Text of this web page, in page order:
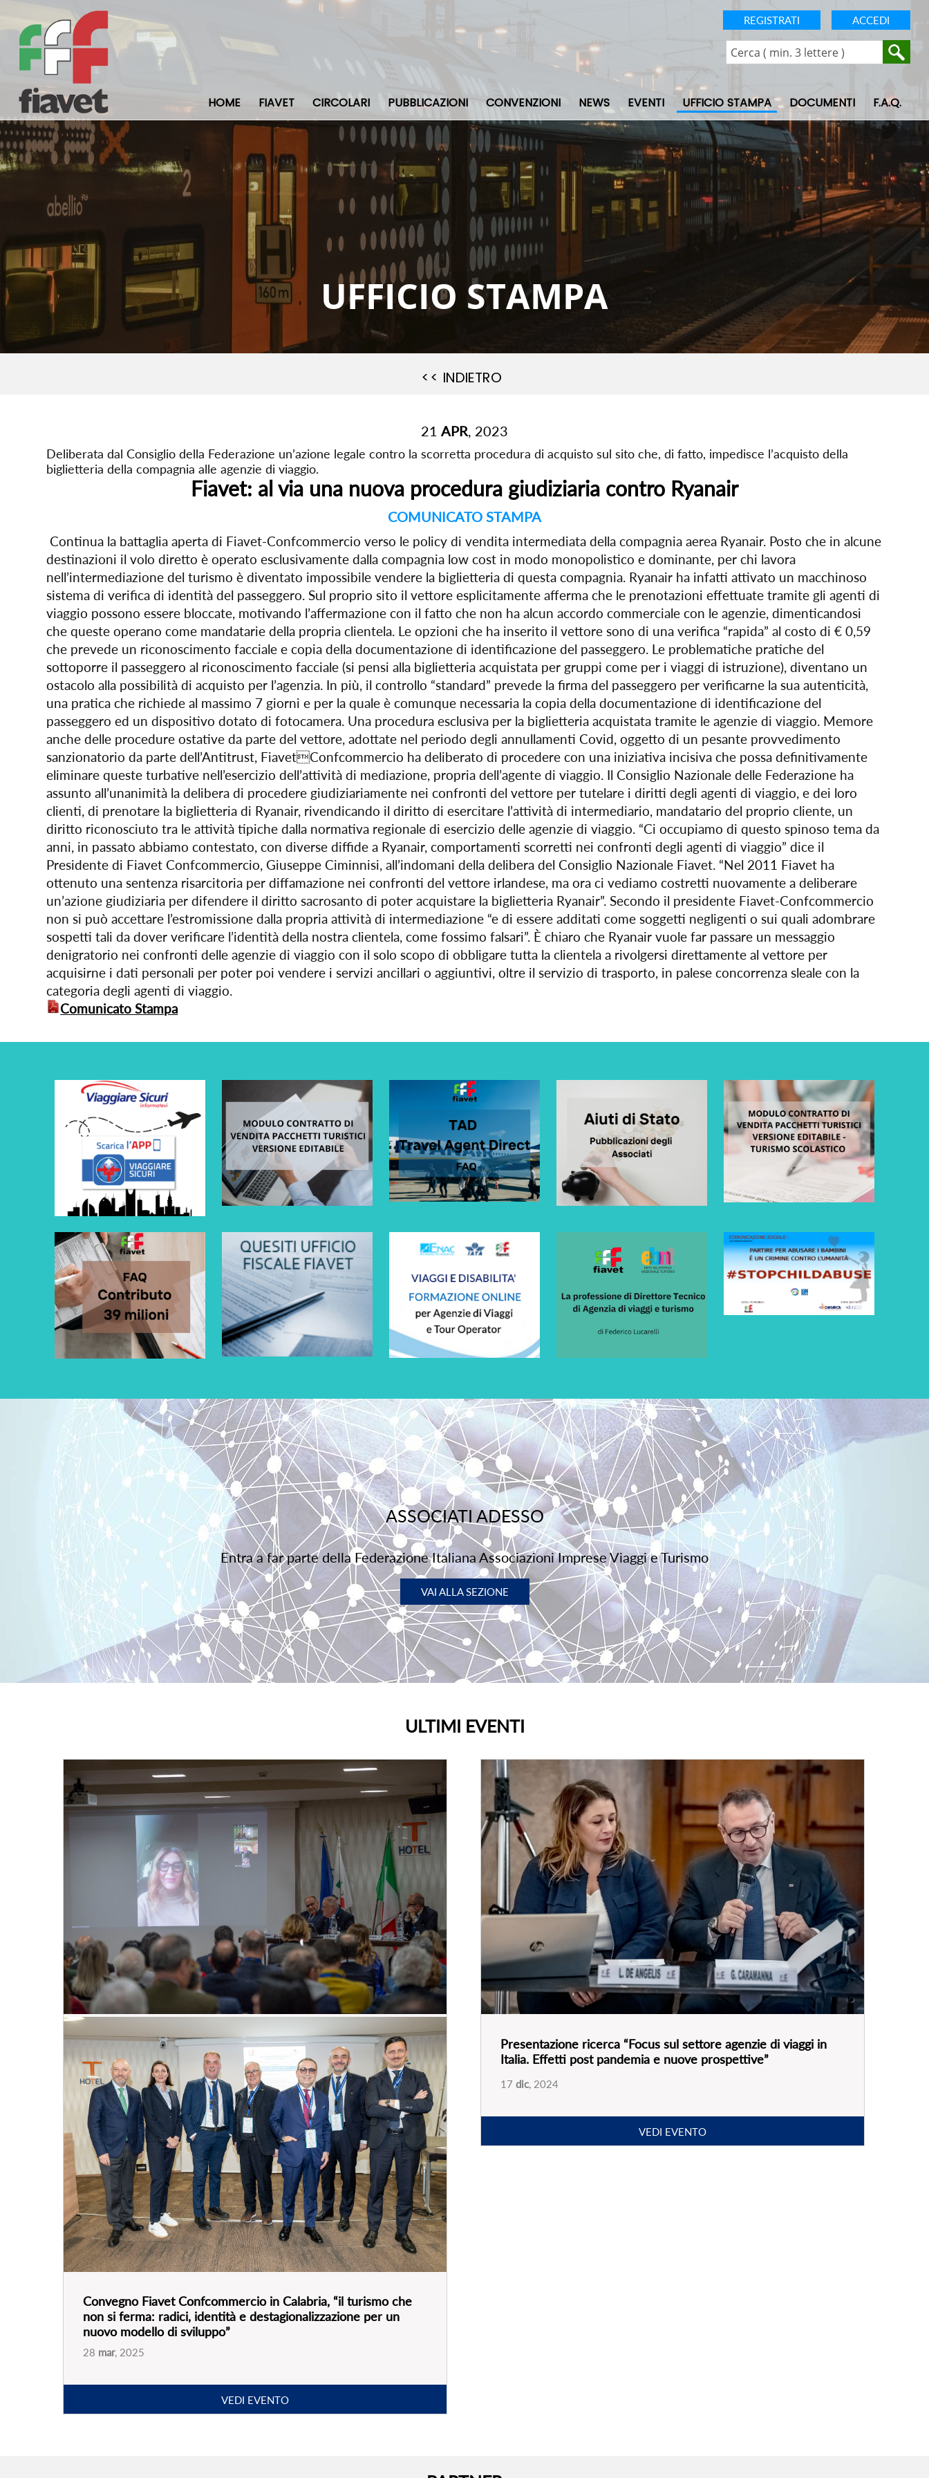
REGISTRATI ACCEDI
F.A.Q.
DOCUMENTI
UFFICIO STAMPA
EVENTI
NEWS
CONVENZIONI
PUBBLICAZIONI
CIRCOLARI
FIAVET
HOME
UFFICIO STAMPA
<< INDIETRO
21 APR , 2023
Deliberata dal Consiglio della Federazione un’azione legale contro la scorretta procedura di acquisto sul sito che, di fatto, impedisce l’acquisto della
biglietteria della compagnia alle agenzie di viaggio.
Fiavet: al via una nuova procedura giudiziaria contro Ryanair
COMUNICATO STAMPA
Continua la battaglia aperta di Fiavet-Confcommercio verso le policy di vendita intermediata della compagnia aerea Ryanair. Posto che in alcune
destinazioni il volo diretto è operato esclusivamente dalla compagnia low cost in modo monopolistico e dominante, per chi lavora
nell’intermediazione del turismo è diventato impossibile vendere la biglietteria di questa compagnia. Ryanair ha infatti attivato un macchinoso
sistema di verifica di identità del passeggero. Sul proprio sito il vettore esplicitamente afferma che le prenotazioni effettuate tramite gli agenti di
viaggio possono essere bloccate, motivando l’affermazione con il fatto che non ha alcun accordo commerciale con le agenzie, dimenticandosi
che queste operano come mandatarie della propria clientela. Le opzioni che ha inserito il vettore sono di una verifica “rapida” al costo di € 0,59
che prevede un riconoscimento facciale e copia della documentazione di identificazione del passeggero. Le problematiche pratiche del
sottoporre il passeggero al riconoscimento facciale (si pensi alla biglietteria acquistata per gruppi come per i viaggi di istruzione), diventano un
ostacolo alla possibilità di acquisto per l’agenzia. In più, il controllo “standard” prevede la firma del passeggero per verificarne la sua autenticità,
una pratica che richiede al massimo 7 giorni e per la quale è comunque necessaria la copia della documentazione di identificazione del
passeggero ed un dispositivo dotato di fotocamera. Una procedura esclusiva per la biglietteria acquistata tramite le agenzie di viaggio. Memore
anche delle procedure ostative da parte del vettore, adottate nel periodo degli annullamenti Covid, oggetto di un pesante provvedimento
sanzionatorio da parte dell’Antitrust, FiavetConfcommercio ha deliberato di procedere con una iniziativa incisiva che possa definitivamente
eliminare queste turbative nell’esercizio dell’attività di mediazione, propria dell’agente di viaggio. Il Consiglio Nazionale delle Federazione ha
assunto all’unanimità la delibera di procedere giudiziariamente nei confronti del vettore per tutelare i diritti degli agenti di viaggio, e dei loro
clienti, di prenotare la biglietteria di Ryanair, rivendicando il diritto di esercitare l’attività di intermediario, mandatario del proprio cliente, un
diritto riconosciuto tra le attività tipiche dalla normativa regionale di esercizio delle agenzie di viaggio. “Ci occupiamo di questo spinoso tema da
anni, in passato abbiamo contestato, con diverse diffide a Ryanair, comportamenti scorretti nei confronti degli agenti di viaggio” dice il
Presidente di Fiavet Confcommercio, Giuseppe Ciminnisi, all’indomani della delibera del Consiglio Nazionale Fiavet. “Nel 2011 Fiavet ha
ottenuto una sentenza risarcitoria per diffamazione nei confronti del vettore irlandese, ma ora ci vediamo costretti nuovamente a deliberare
un’azione giudiziaria per difendere il diritto sacrosanto di poter acquistare la biglietteria Ryanair”. Secondo il presidente Fiavet-Confcommercio
non si può accettare l’estromissione dalla propria attività di intermediazione “e di essere additati come soggetti negligenti o sui quali adombrare
sospetti tali da dover verificare l’identità della nostra clientela, come fossimo falsari”. È chiaro che Ryanair vuole far passare un messaggio
denigratorio nei confronti delle agenzie di viaggio con il solo scopo di obbligare tutta la clientela a rivolgersi direttamente al vettore per
acquisirne i dati personali per poter poi vendere i servizi ancillari o aggiuntivi, oltre il servizio di trasporto, in palese concorrenza sleale con la
categoria degli agenti di viaggio.
Comunicato Stampa
ASSOCIATI ADESSO
Entra a far parte della Federazione Italiana Associazioni Imprese Viaggi e Turismo
VAI ALLA SEZIONE
ULTIMI EVENTI
Convegno Fiavet Confcommercio in Calabria, “il turismo che
non si ferma: radici, identità e destagionalizzazione per un
nuovo modello di sviluppo”
28mar, 2025
VEDI EVENTO
Presentazione ricerca “Focus sul settore agenzie di viaggi in
17dic, 2024
PARTNER